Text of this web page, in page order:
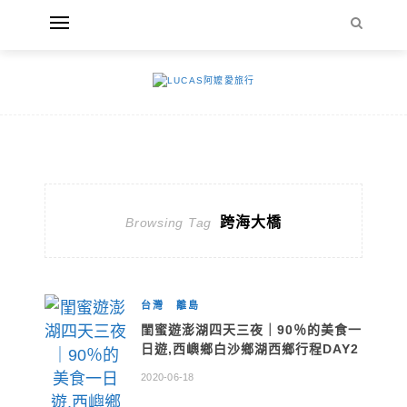
Browsing Tag 跨海大橋
台灣 離島
閨蜜遊澎湖四天三夜｜90％的美食一
日遊,西嶼鄉白沙鄉湖西鄉行程DAY2
2020-06-18